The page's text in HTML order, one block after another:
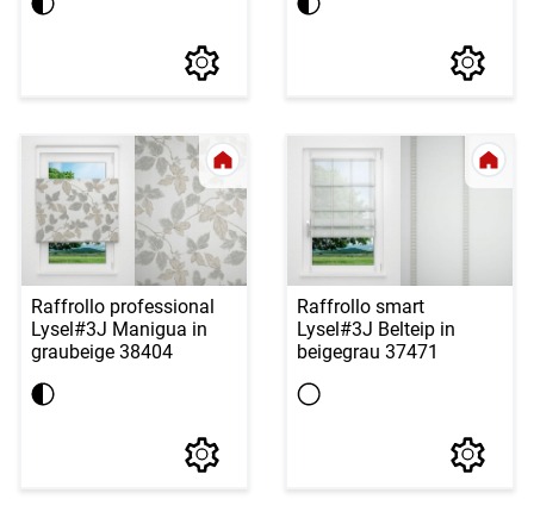
Raffrollo professional
Lysel#3J Manigua in
graubeige 38404
Raffrollo smart
Lysel#3J Belteip in
beigegrau 37471